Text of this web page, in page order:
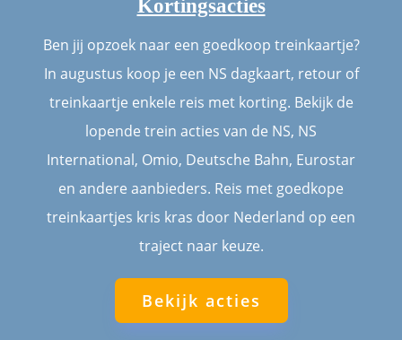
Kortingsacties
Ben jij opzoek naar een goedkoop treinkaartje?
In augustus koop je een NS dagkaart, retour of
treinkaartje enkele reis met korting. Bekijk de
lopende trein acties van de NS, NS
International, Omio, Deutsche Bahn, Eurostar
en andere aanbieders. Reis met goedkope
treinkaartjes kris kras door Nederland op een
traject naar keuze.
Bekijk acties